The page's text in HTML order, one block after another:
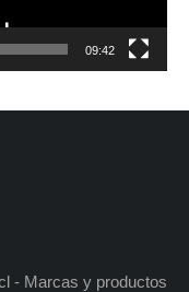
09:42
- Marcas y productos